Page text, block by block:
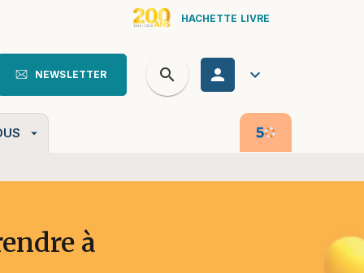
HACHETTE LIVRE
NEWSLETTER search personn keyboard_arrow_down
arrow_drop_down
search
à